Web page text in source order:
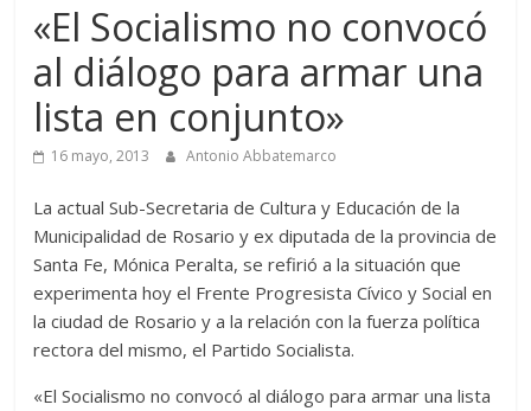
«El Socialismo no convocó
al diálogo para armar una
lista en conjunto»
16 mayo, 2013 Antonio Abbatemarco
La actual Sub-Secretaria de Cultura y Educación de la
Municipalidad de Rosario y ex diputada de la provincia de
Santa Fe, Mónica Peralta, se refirió a la situación que
experimenta hoy el Frente Progresista Cívico y Social en
la ciudad de Rosario y a la relación con la fuerza política
rectora del mismo, el Partido Socialista.
«El Socialismo no convocó al diálogo para armar una lista